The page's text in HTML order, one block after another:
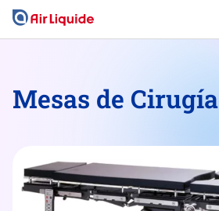
Pasar
Mesas de Cirugía